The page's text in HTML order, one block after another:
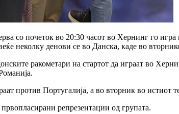
со почеток во 20:30 часот во Хернинг го
неколку денови се во Данска, каде во
ракометари на стартот да играат во
против Португалија, а во вторник во истиот
репрезентации од групата.